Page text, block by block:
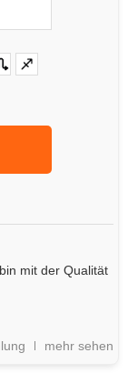
mit der Qualität
mehr sehen